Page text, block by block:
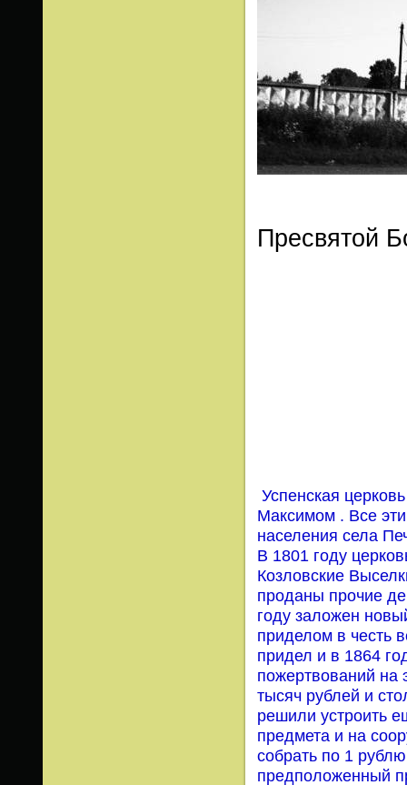
Пресвятой
Успенская
Максимом . Все
населения села
В 1801 году
Козловские
проданы прочие
году заложен
приделом в честь
придел и в 1864
пожертвований на
тысяч рублей и
решили устроить
предмета и на
собрать по 1
предположенный